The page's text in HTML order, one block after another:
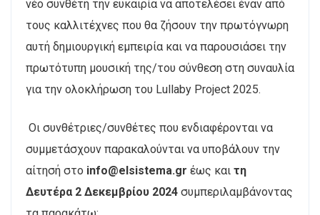
νέο συνθέτη την ευκαιρία να αποτελέσει έναν από
τους καλλιτέχνες που θα ζήσουν την πρωτόγνωρη
αυτή δημιουργική εμπειρία και να παρουσιάσει την
πρωτότυπη μουσική της/του σύνθεση στη συναυλία
για την ολοκλήρωση του Lullaby Project 2025.
Οι συνθέτριες/συνθέτες που ενδιαφέρονται να
συμμετάσχουν παρακαλούνται να υποβάλουν την
αίτησή στο info@elsistema.gr έως και τη
Δευτέρα 2 Δεκεμβρίου 2024 συμπεριλαμβάνοντας